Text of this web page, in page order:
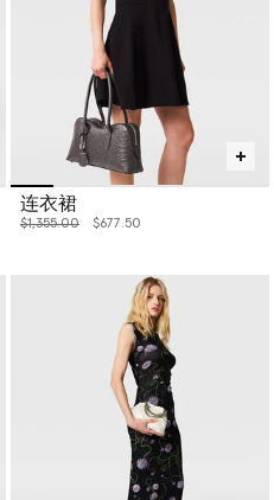
连衣裙
价格从
$1,355.00下降至
$677.50